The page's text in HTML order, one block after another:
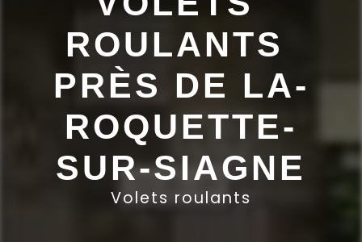
ROULANTS
PRÈS DE LA-
ROQUETTE-
SUR-SIAGNE
Volets roulants